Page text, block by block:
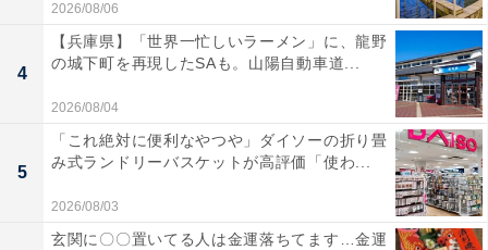
2026/08/06
4
【兵庫県】「世界一忙しいラーメン」に、龍野
の城下町を再現したSAも。山陽自動車道...
2026/08/04
5
「これ絶対に便利なやつや」ダイソーの折り畳
み式ランドリーバスケットが高評価「使わ...
2026/08/03
玄関に〇〇置いてる人は金運落ちてます…金運